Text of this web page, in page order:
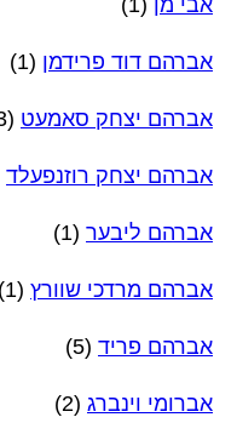
אברהם דוד פרידמן (1)
אברהם יצחק סאמעט (3)
אברהם יצחק רוזנפעלד
אברהם ליבער (1)
אברהם מרדכי שוורץ (1)
אברהם פריד (5)
אברומי וינברג (2)